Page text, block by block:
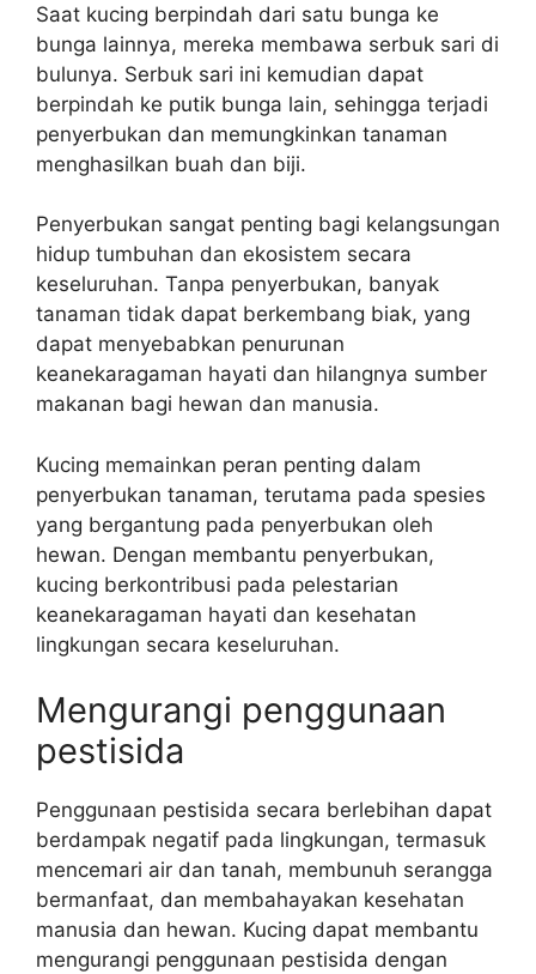
Saat kucing berpindah dari satu bunga ke
bunga lainnya, mereka membawa serbuk sari di
bulunya. Serbuk sari ini kemudian dapat
berpindah ke putik bunga lain, sehingga terjadi
penyerbukan dan memungkinkan tanaman
menghasilkan buah dan biji.
Penyerbukan sangat penting bagi kelangsungan
hidup tumbuhan dan ekosistem secara
keseluruhan. Tanpa penyerbukan, banyak
tanaman tidak dapat berkembang biak, yang
dapat menyebabkan penurunan
keanekaragaman hayati dan hilangnya sumber
makanan bagi hewan dan manusia.
Kucing memainkan peran penting dalam
penyerbukan tanaman, terutama pada spesies
yang bergantung pada penyerbukan oleh
hewan. Dengan membantu penyerbukan,
kucing berkontribusi pada pelestarian
keanekaragaman hayati dan kesehatan
lingkungan secara keseluruhan.
Mengurangi penggunaan
pestisida
Penggunaan pestisida secara berlebihan dapat
berdampak negatif pada lingkungan, termasuk
mencemari air dan tanah, membunuh serangga
bermanfaat, dan membahayakan kesehatan
manusia dan hewan. Kucing dapat membantu
mengurangi penggunaan pestisida dengan